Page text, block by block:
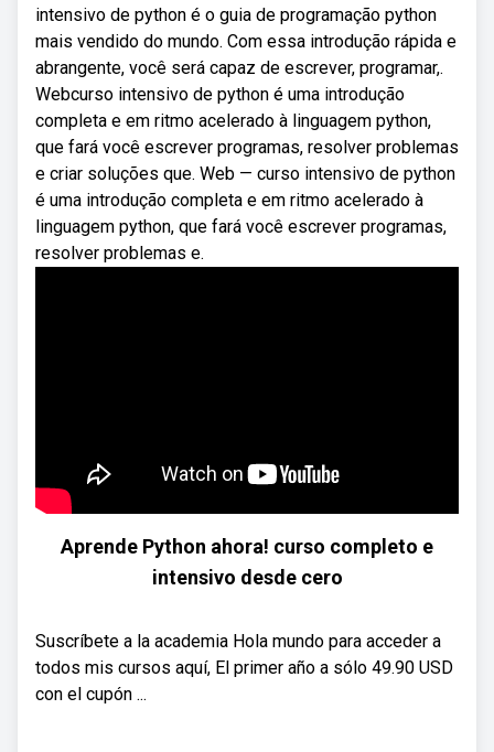
intensivo de python é o guia de programação python
mais vendido do mundo. Com essa introdução rápida e
abrangente, você será capaz de escrever, programar,.
Webcurso intensivo de python é uma introdução
completa e em ritmo acelerado à linguagem python,
que fará você escrever programas, resolver problemas
e criar soluções que. Web — curso intensivo de python
é uma introdução completa e em ritmo acelerado à
linguagem python, que fará você escrever programas,
resolver problemas e.
Aprende Python ahora! curso completo e
intensivo desde cero
Suscríbete a la academia Hola mundo para acceder a
todos mis cursos aquí, El primer año a sólo 49.90 USD
con el cupón ...